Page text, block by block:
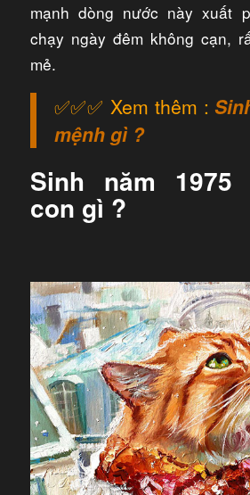
mạnh dòng nước này xuất
chạy ngày đêm không cạn,
mẻ.
✅✅✅ Xem thêm :
mệnh gì ?
Sinh năm
con gì ?